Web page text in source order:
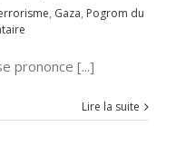
, Gaza, Pogrom du
prononce [...]
Lire la suite